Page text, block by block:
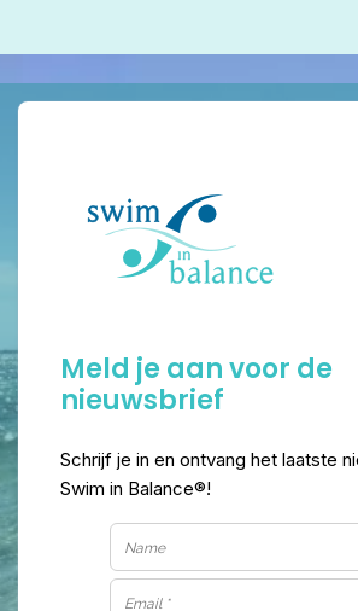
Meld je aan voor de
nieuwsbrief
Schrijf je in en ontvang het laatste
Swim in Balance®!